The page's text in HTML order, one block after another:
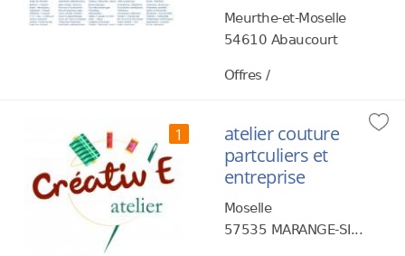
Meurthe-et-Moselle
54610 Abaucourt
Offres /
1
atelier couture
partculiers et
entreprise
Moselle
57535 MARANGE-SI...